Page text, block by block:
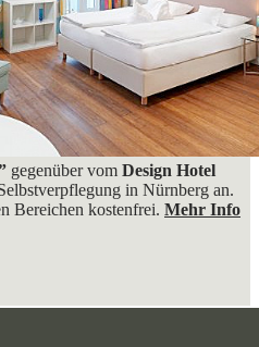
gegenüber vom Design Hotel
in Nürnberg an.
Bereichen kostenfrei. Mehr Info